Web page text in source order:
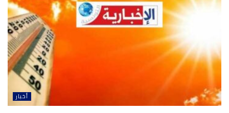
أخبار